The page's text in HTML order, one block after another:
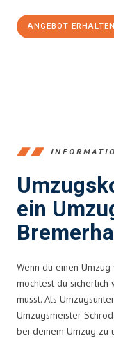
ANGEBOT ERHALTEN
ein
Wenn du einen
möchtest du sicherlich
musst. Als
Umzugsmeister
bei deinem Umzug zu